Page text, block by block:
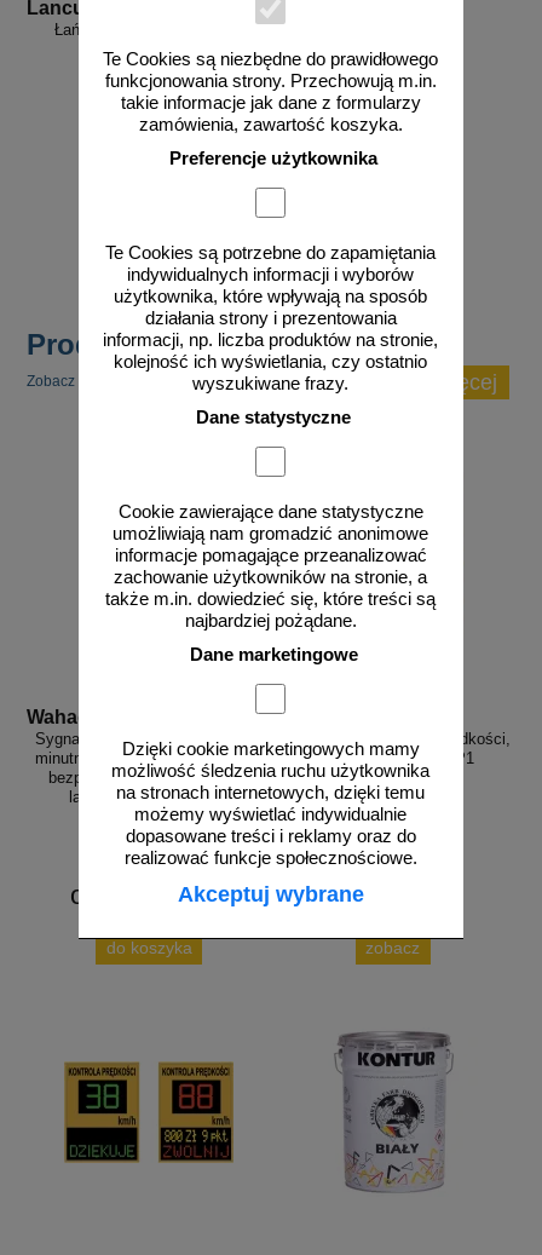
Te Cookies są niezbędne do prawidłowego
funkcjonowania strony. Przechowują m.in.
takie informacje jak dane z formularzy
zamówienia, zawartość koszyka.
Preferencje użytkownika
Te Cookies są potrzebne do zapamiętania
indywidualnych informacji i wyborów
użytkownika, które wpływają na sposób
działania strony i prezentowania
informacji, np. liczba produktów na stronie,
kolejność ich wyświetlania, czy ostatnio
wyszukiwane frazy.
Dane statystyczne
Cookie zawierające dane statystyczne
umożliwiają nam gromadzić anonimowe
informacje pomagające przeanalizować
zachowanie użytkowników na stronie, a
także m.in. dowiedzieć się, które treści są
najbardziej pożądane.
Dane marketingowe
Dzięki cookie marketingowych mamy
możliwość śledzenia ruchu użytkownika
na stronach internetowych, dzięki temu
możemy wyświetlać indywidualnie
dopasowane treści i reklamy oraz do
realizować funkcje społecznościowe.
Akceptuj wybrane
Lancuch p b-cz
Łańcuch plastikowy - biało-
czerwony
Produkty popularne
Zobacz inne popularne produkty w tej kategorii. zobacz więcej
Wahadlo 20 min
Sygnalizacja świetlna drogowa z
minutnikiem, tymczasowa, LED,
bezprzewodowa, wahadłowa,
lampy 20 cm - komplet
od 6226,88 zł
do koszyka
3D_MP-DP1
Radarowy wyświetlacz prędkości,
radar drogowy MP-DP1
zobacz